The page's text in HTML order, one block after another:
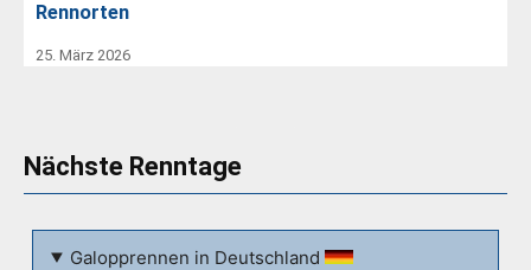
Rennorten
25. März 2026
Nächste Renntage
Galopprennen in Deutschland